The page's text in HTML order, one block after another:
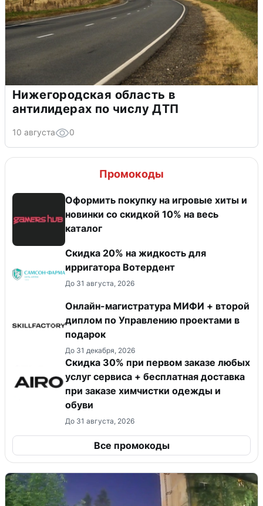
Нижегородская область в
антилидерах по числу ДТП
10 августа 0
Промокоды
Оформить покупку на игровые хиты и
новинки со скидкой 10% на весь
каталог
Скидка 20% на жидкость для
ирригатора Вотердент
До 31 августа, 2026
Онлайн-магистратура МИФИ + второй
диплом по Управлению проектами в
подарок
До 31 декабря, 2026
Скидка 30% при первом заказе любых
услуг сервиса + бесплатная доставка
при заказе химчистки одежды и
обуви
До 31 августа, 2026
Все промокоды